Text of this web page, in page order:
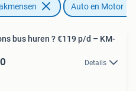
Auto en Motor
bus huren ? €119 p/d – KM-
Details